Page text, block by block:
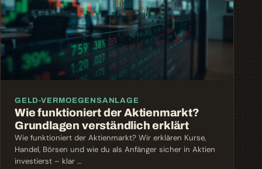
GELD-VERMOEGENSANLAGE
Wie funktioniert der Aktienmarkt?
Grundlagen verständlich erklärt
Wie funktioniert der Aktienmarkt? Wir erklären Kurse,
Handel, Börsen und wie du als Anfänger sicher in Aktien
investierst – klar …